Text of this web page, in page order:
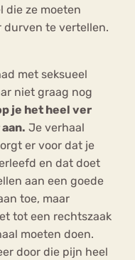
die ze moeten
durven te vertellen.
met seksueel
niet graag nog
je het heel ver
Je verhaal
er voor dat je
en dat doet
aan een goede
toe, maar
tot een rechtszaak
moeten doen.
door die pijn heel